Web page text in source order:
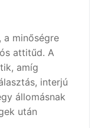
minőségre
attitűd. A
amíg
interjú
állomásnak
után